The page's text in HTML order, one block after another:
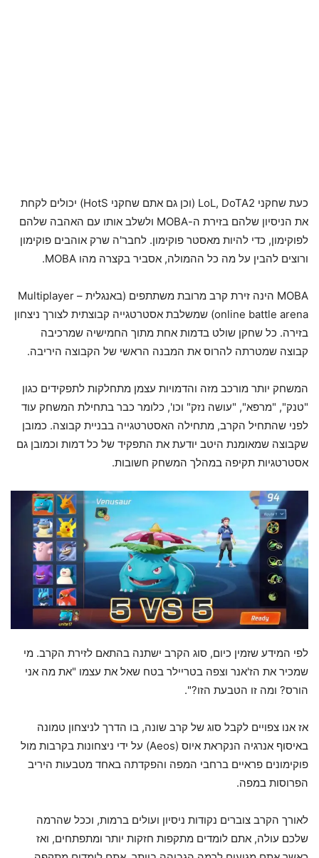
כעת שחקני LoL, DoTA2 (וכן גם אתם שחקני HotS) יכולים לקחת
את הניסיון שלהם בזירת ה-MOBA ולשלב אותו עם האהבה שלהם
לפוקימון, כדי להיות מאסטר פוקימון. לחבר'ה שרק אוהבים פוקימון
ורוצים להבין על מה כל ההמולה, אסביר בקצרה מהו MOBA.
MOBA הינה זירת קרב מרובת משתתפים (באנגלית – Multiplayer
online battle arena) שמשלבת אסטרטגייה קבוצתית לצורך ניצחון
בזירה. כל שחקן שולט בדמות אחת מתוך החמישיה שמרכיבה
קבוצה שמטרתה להרוס את המבנה הראשי של הקבוצה היריבה.
המשחק יותר מורכב מזה והדמויות עצמן מתחלקות לתפקידים כגון
"טנק", "מרפא", "עושה נזק" וכו', כלומר כבר בתחילת המשחק עוד
לפני שהתחיל הקרב, מתחילה האסטרטגייה בבניית קבוצה. כמובן
שקבוצה שמאומנת היטב יודעת את התפקיד של כל דמות וכמובן גם
אסטרטגיות תקיפה במהלך המשחק חשובות.
לפי המידע שזמין כיום, סוג הקרב ישתנה בהתאם לזירת הקרב. מי
שמכיר את הז'אנר וצפה בטריילר בטח שאל את עצמו "את מה אני
הורס? ומה זו הטבעת הזו?".
אז אנו צפויים לקבל סוג של קרב שונה, בו הדרך לניצחון טמונה
באיסוף אנרגיה הנקראת איוס (Aeos) על ידי ניצחונות בקרבות מול
פוקימונים פראיים ברחבי המפה והפקדתה באחד מטבעות היריב
הפרוסות במפה.
לאורך הקרב צוברים נקודות ניסיון ועולים ברמות, וככל שהרמה
שלכם עולה, אתם לומדים מתקפות חזקות יותר ומתפתחים, ואז